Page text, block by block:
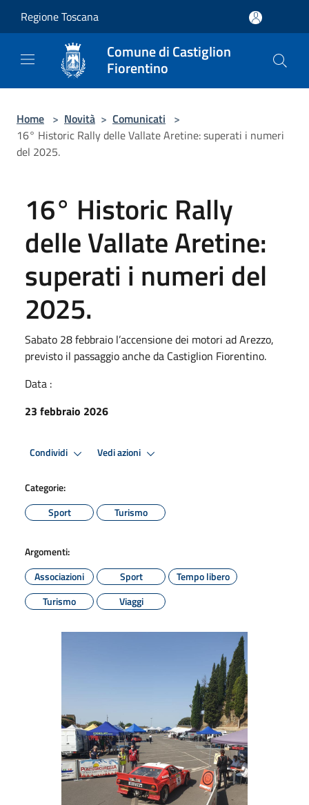
Regione Toscana
Comune di Castiglion
Fiorentino
Home > Novità > Comunicati >
16° Historic Rally delle Vallate Aretine: superati i numeri
del 2025.
16° Historic Rally
delle Vallate Aretine:
superati i numeri del
2025.
Sabato 28 febbraio l’accensione dei motori ad Arezzo,
previsto il passaggio anche da Castiglion Fiorentino.
Data :
23 febbraio 2026
Condividi Vedi azioni
Categorie:
Sport
Turismo
Argomenti:
Associazioni
Sport
Tempo libero
Turismo
Viaggi